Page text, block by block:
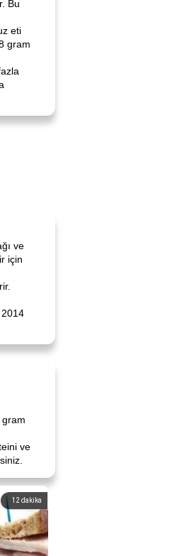
Bu
eti
gram
ve
için
2014
gram
ve
12 dakika